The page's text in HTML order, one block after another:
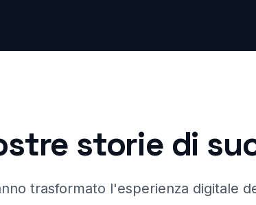
storie di
trasformato l'esperienza digitale